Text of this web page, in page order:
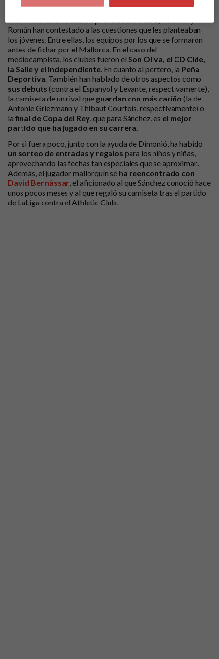
dos de sus ídolos.
Como si deuna rueda de prensa se tratara, Sánchez y
Román han contestado a las cuestiones que les planteaban
los jóvenes. Entre ellas, los equipos por los que se formaron
antes de fichar por el Mallorca. En el caso del
mediocampista, los clubes fueron el Son Oliva, el CD Cide,
la Salle y el Independiente. En cuanto al portero, la Peña
Deportiva. También han hablado de otros aspectos como
sus debuts (contra el Espanyol y Levante, respectivamente),
la camiseta de un rival que guardan con más cariño (la de
Antonie Griezmann y Thibaut Courtois, respectivamente) o
la final de Copa del Rey, que para Sánchez, es el mejor
partido que ha jugado en su carrera.
Por si fuera poco, junto con la ayuda de Dimonió, ha habido
un sorteo de entradas y regalos para los niños y niñas,
aprovechando las fechas tan especiales que se aproximan.
Además, el jugador mallorquín se ha reencontrado con
David Bennàssar, el aficionado al que Sánchez conoció hace
unos pocos meses y al que regaló su camiseta tras el partido
de LaLiga contra el Athletic Club.